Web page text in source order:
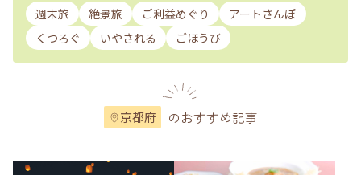
週末旅 絶景旅 ご利益めぐり
アートさんぽ
くつろぐ
いやされる ごほうび
京都府 のおすすめ記事